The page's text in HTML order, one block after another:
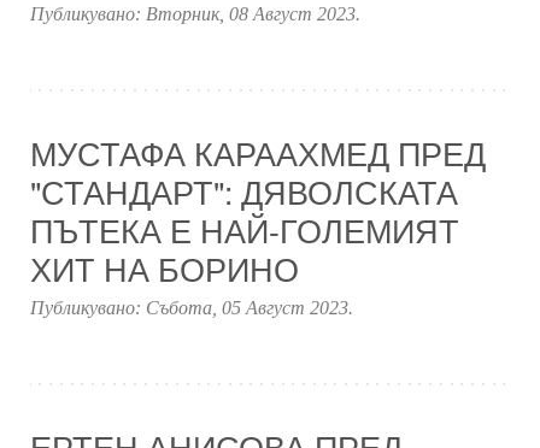
Публикувано: Вторник, 08 Август 2023.
МУСТАФА КАРААХМЕД ПРЕД
"СТАНДАРТ": ДЯВОЛСКАТА
ПЪТЕКА Е НАЙ-ГОЛЕМИЯТ
ХИТ НА БОРИНО
Публикувано: Събота, 05 Август 2023.